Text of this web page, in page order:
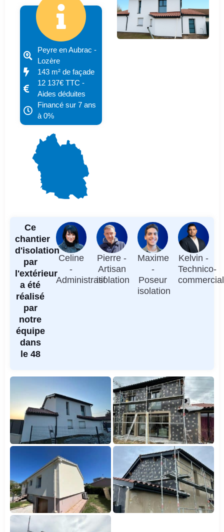
Peyre en Aubrac -
Lozère
143 m² de façade
12 137€ TTC -
Aides déduites
Financé sur 7 ans
à 0%
Ce
chantier
d'isolation
par
l'extérieur
a été
réalisé
par
notre
équipe
dans
le 48
Celine
-
Administratif
Pierre -
Artisan
isolation
Maxime
-
Poseur
isolation
Kelvin -
Technico-
commercial